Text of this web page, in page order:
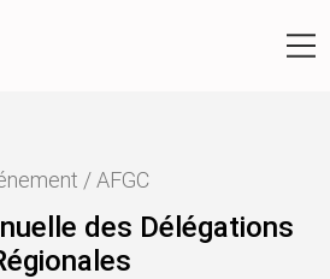
/ AFGC
des Délégations